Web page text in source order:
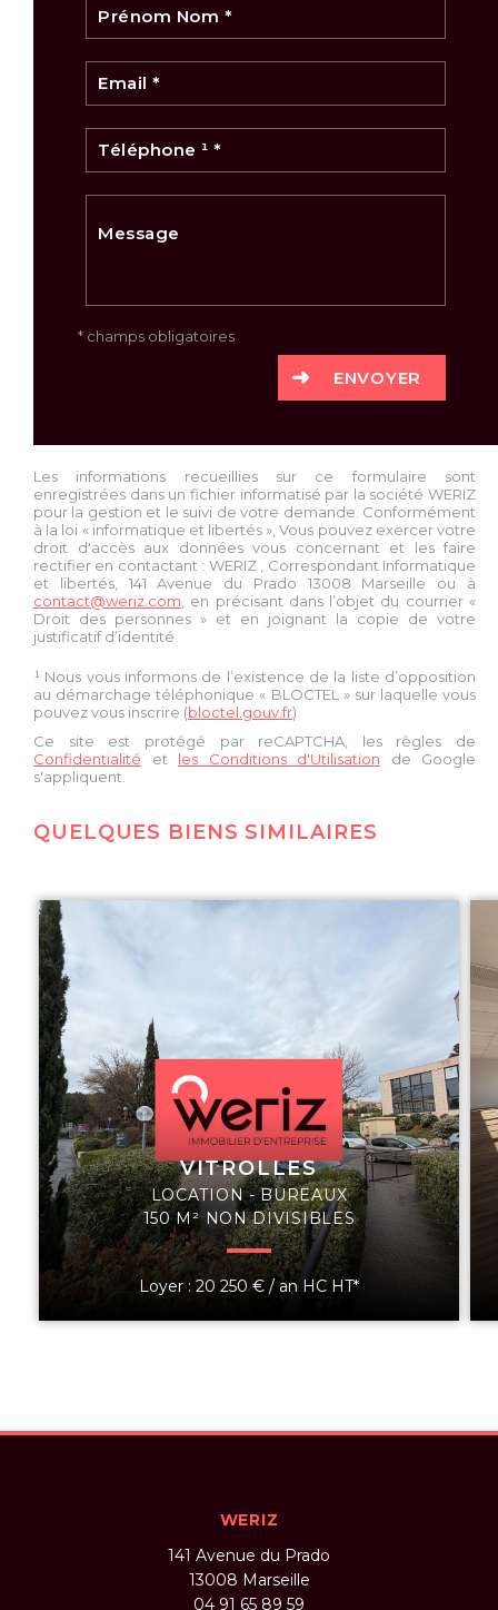
* champs obligatoires
ENVOYER
Les informations recueillies sur ce formulaire sont
enregistrées dans un fichier informatisé par la société WERIZ
pour la gestion et le suivi de votre demande. Conformément
à la loi « informatique et libertés », Vous pouvez exercer votre
droit d'accès aux données vous concernant et les faire
rectifier en contactant : WERIZ
, Correspondant Informatique
et libertés, 141 Avenue du Prado 13008 Marseille ou à
contact@weriz.com , en précisant dans l’objet du courrier «
Droit des personnes » et en joignant la copie de votre
justificatif d’identité.
¹ Nous vous informons de l’existence de la liste d’opposition
au démarchage téléphonique « BLOCTEL » sur laquelle vous
pouvez vous inscrire (bloctel.gouv.fr).
Ce site est protégé par reCAPTCHA, les règles de
Confidentialité et les Conditions d'Utilisation de Google
s'appliquent.
QUELQUES BIENS SIMILAIRES
VITROLLES
LOCATION - BUREAUX
150 M² NON DIVISIBLES
Loyer : 20 250 € / an HC HT*
WERIZ
141 Avenue du Prado
13008 Marseille
04 91 65 89 59